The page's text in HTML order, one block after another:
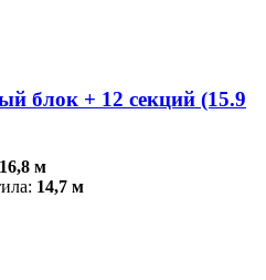
блок + 12 секций (15.9
16,8 м
14,7 м